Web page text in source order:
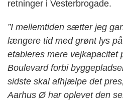
retninger i Vesterbrogade.
”I mellemtiden sætter jeg
længere tid med grønt lys
etableres mere vejkapacitet
Boulevard forbi
sidste skal afhjælpe det
Aarhus Ø har oplevet den